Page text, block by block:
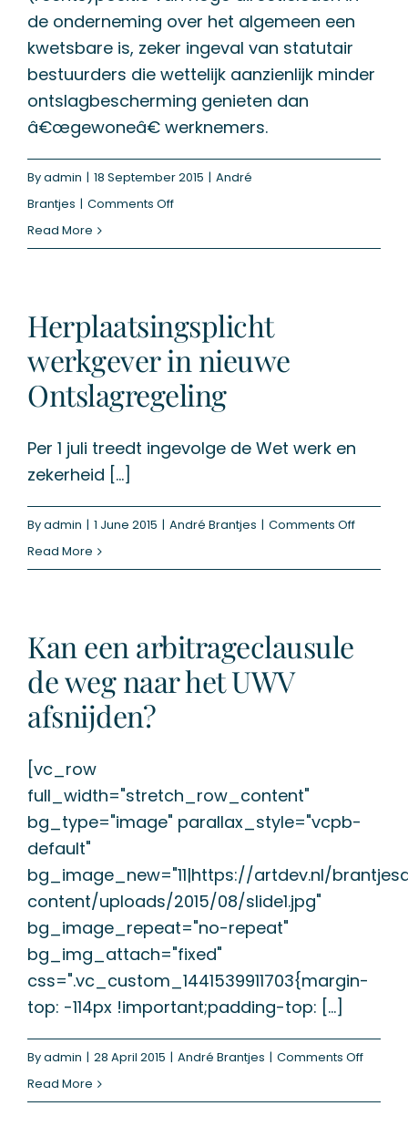
de onderneming over het algemeen een
kwetsbare is, zeker ingeval van statutair
bestuurders die wettelijk aanzienlijk minder
ontslagbescherming genieten dan
â€œgewoneâ€ werknemers.
Byadmin | 18 September 2015 | André
Brantjes | Comments Offon
golden
parachute
en
transitievergoeding
Read More
Herplaatsingsplicht
werkgever in nieuwe
Ontslagregeling
Per 1 juli treedt ingevolge de Wet werk en
zekerheid [...]
Byadmin | 1 June 2015 | André Brantjes | Comments Offon
Read More
Kan een arbitrageclausule
de weg naar het UWV
afsnijden?
[vc_row
full_width="stretch_row_content"
bg_type="image" parallax_style="vcpb-
default"
bg_image_new="11|https://artdev.nl/
content/uploads/2015/08/slide1.jpg"
bg_image_repeat="no-repeat"
bg_img_attach="fixed"
css=".vc_custom_1441539911703{margin-
top: -114px !important;padding-top: [...]
Byadmin | 28 April 2015 | André Brantjes | Comments Offon
Read More